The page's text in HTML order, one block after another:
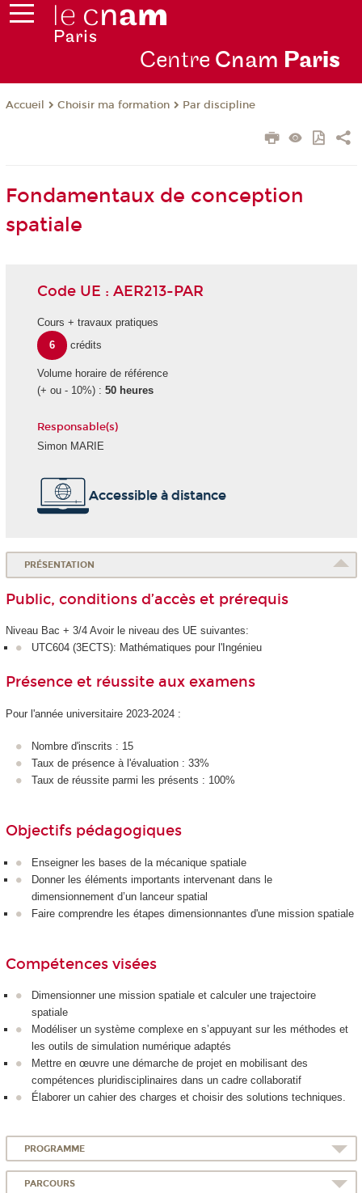
Centre Cnam Paris
Accueil Choisir ma formation Par discipline
Fondamentaux de conception
spatiale
Code UE : AER213-PAR
Cours + travaux pratiques
6
crédits
Volume horaire de référence
(+ ou - 10%) : 50 heures
Responsable(s)
Simon MARIE
Accessible à distance
PRÉSENTATION
Public, conditions d’accès et prérequis
Niveau Bac + 3/4 Avoir le niveau des UE suivantes:
UTC604 (3ECTS): Mathématiques pour l'Ingénieu
Présence et réussite aux examens
Pour l'année universitaire 2023-2024 :
Nombre d'inscrits : 15
Taux de présence à l'évaluation : 33%
Taux de réussite parmi les présents : 100%
Objectifs pédagogiques
Enseigner les bases de la mécanique spatiale
Donner les éléments importants intervenant dans le
dimensionnement d’un lanceur spatial
Faire comprendre les étapes dimensionnantes d'une mission spatiale
Compétences visées
Dimensionner une mission spatiale et calculer une trajectoire
spatiale
Modéliser un système complexe en s’appuyant sur les méthodes et
les outils de simulation numérique adaptés
Mettre en œuvre une démarche de projet en mobilisant des
compétences pluridisciplinaires dans un cadre collaboratif
Élaborer un cahier des charges et choisir des solutions techniques.
PROGRAMME
PARCOURS